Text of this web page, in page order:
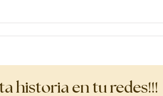
historia en tu redes!!!